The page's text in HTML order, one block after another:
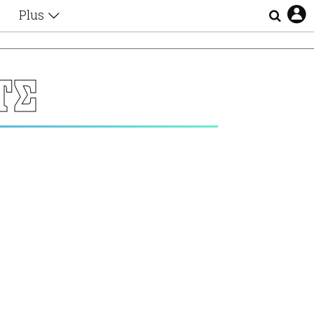
Plus
Αφιερώματα
Ζώδια